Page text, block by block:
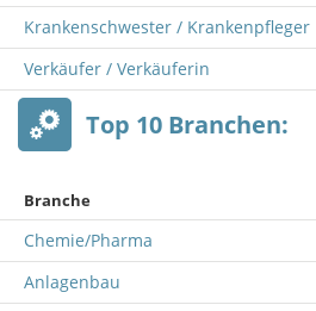
Krankenschwester / Krankenpfleger
Verkäufer / Verkäuferin
Top 10 Branchen:
Branche
Chemie/Pharma
Anlagenbau